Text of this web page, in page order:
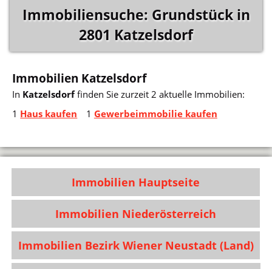
Immobiliensuche: Grundstück in
2801 Katzelsdorf
Immobilien Katzelsdorf
In Katzelsdorffinden Sie zurzeit 2 aktuelle Immobilien:
1 Haus kaufen 1 Gewerbeimmobilie kaufen
Immobilien Hauptseite
Immobilien Niederösterreich
Immobilien Bezirk Wiener Neustadt (Land)